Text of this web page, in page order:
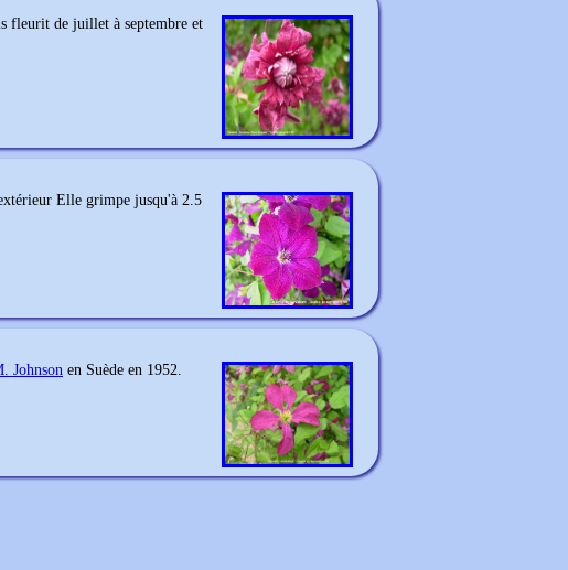
fleurit de juillet à septembre et
Elle grimpe jusqu'à 2.5
Johnson en Suède en 1952.